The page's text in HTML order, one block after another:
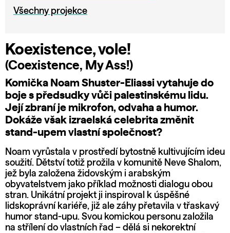
Všechny projekce
Koexistence, vole!
(Coexistence, My Ass!)
Komička Noam Shuster-Eliassi vytahuje do
boje s předsudky vůči palestinskému lidu.
Její zbraní je mikrofon, odvaha a humor.
Dokáže však izraelská celebrita změnit
stand-upem vlastní společnost?
Noam vyrůstala v prostředí bytostně kultivujícím ideu
soužití. Dětství totiž prožila v komunitě Neve Shalom,
jež byla založena židovským i arabským
obyvatelstvem jako příklad možnosti dialogu obou
stran. Unikátní projekt ji inspiroval k úspěšné
lidskoprávní kariéře, již ale záhy přetavila v třaskavý
humor stand-upu. Svou komickou personu založila
na střílení do vlastních řad – dělá si nekorektní